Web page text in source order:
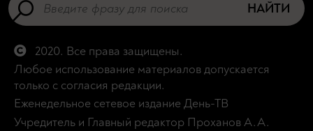
НАЙТИ
2020. Все права защищены.
Любое использование материалов допускается
только с согласия редакции.
Еженедельное сетевое издание День-ТВ
Учредитель и Главный редактор Проханов А.А.